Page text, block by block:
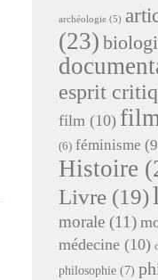
archéologie (5)
(23)
esprit
film (10)
(6) féminisme
Histoire
Livre (19)
morale (11)
médecine (10)
philosophie (7)